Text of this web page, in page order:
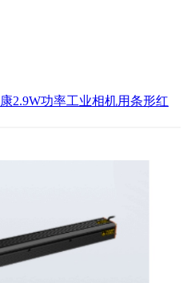
2.9W功率工业相机用条形红